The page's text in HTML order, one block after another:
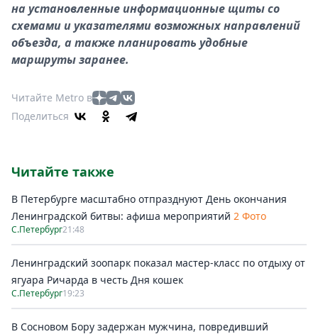
на установленные информационные щиты со
схемами и указателями возможных направлений
объезда, а также планировать удобные
маршруты заранее.
Читайте Metro в
Поделиться
Читайте также
В Петербурге масштабно отпразднуют День окончания
Ленинградской битвы: афиша мероприятий 2 Фото
С.Петербург21:48
Ленинградский зоопарк показал мастер-класс по отдыху от
ягуара Ричарда в честь Дня кошек
С.Петербург19:23
В Сосновом Бору задержан мужчина, повредивший